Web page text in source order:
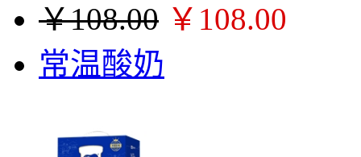
￥108.00 ￥108.00
常温酸奶